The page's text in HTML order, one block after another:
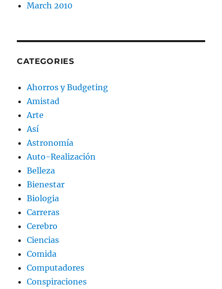
March 2010
CATEGORIES
Ahorros y Budgeting
Amistad
Arte
Así
Astronomía
Auto-Realización
Belleza
Bienestar
Biologia
Carreras
Cerebro
Ciencias
Comida
Computadores
Conspiraciones